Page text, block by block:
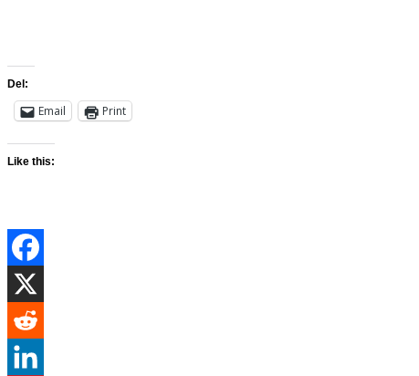
Del:
Email Print
Like this: